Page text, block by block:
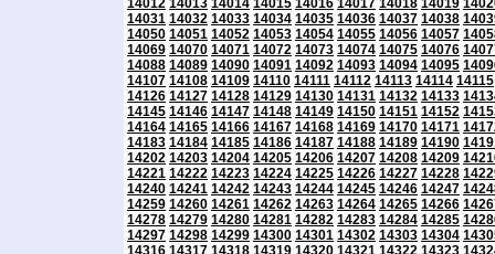
14012 14013 14014 14015 14016 14017 14018 14019
14031 14032 14033 14034 14035 14036 14037 14038
14050 14051 14052 14053 14054 14055 14056 14057
14069 14070 14071 14072 14073 14074 14075 14076
14088 14089 14090 14091 14092 14093 14094 14095
14107 14108 14109 14110 14111 14112 14113 14114 14115
14126 14127 14128 14129 14130 14131 14132 14133
14145 14146 14147 14148 14149 14150 14151 14152
14164 14165 14166 14167 14168 14169 14170 14171
14183 14184 14185 14186 14187 14188 14189 14190
14202 14203 14204 14205 14206 14207 14208 14209
14221 14222 14223 14224 14225 14226 14227 14228
14240 14241 14242 14243 14244 14245 14246 14247
14259 14260 14261 14262 14263 14264 14265 14266
14278 14279 14280 14281 14282 14283 14284 14285
14297 14298 14299 14300 14301 14302 14303 14304
14316 14317 14318 14319 14320 14321 14322 14323